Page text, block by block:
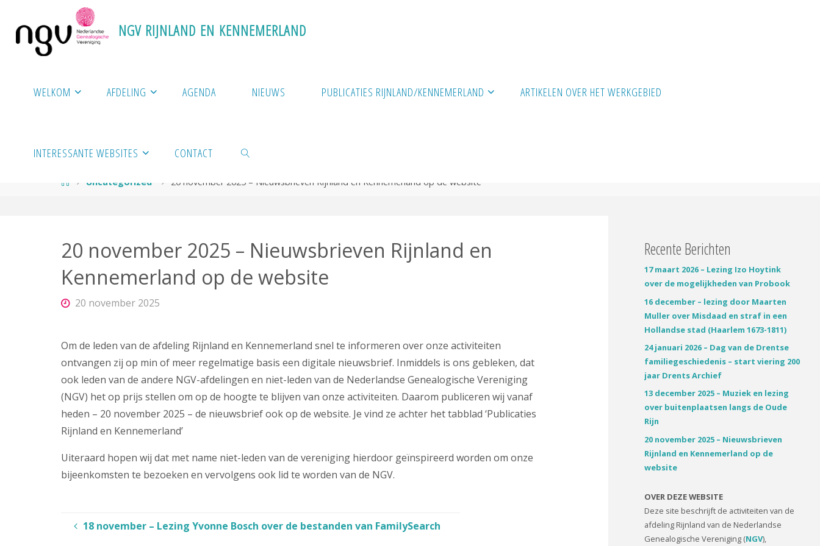
naar
NGV RIJNLAND EN KENNEMERLAND
WELKOM AFDELING AGENDA NIEUWS PUBLICATIES RIJNLAND/KENNEMERLAND ARTIKELEN OVER HET WERKGEBIED
INTERESSANTE WEBSITES CONTACT
HomeUncategorized 20 november 2025 – Nieuwsbrieven Rijnland en Kennemerland op de website
20 november 2025 – Nieuwsbrieven Rijnland en
Kennemerland op de website
20 november 2025
Om de leden van de afdeling Rijnland en Kennemerland snel te informeren over onze activiteiten
ontvangen zij op min of meer regelmatige basis een digitale nieuwsbrief. Inmiddels is ons gebleken, dat
ook leden van de andere NGV-afdelingen en niet-leden van de Nederlandse Genealogische Vereniging
(NGV) het op prijs stellen om op de hoogte te blijven van onze activiteiten. Daarom publiceren wij vanaf
heden – 20 november 2025 – de nieuwsbrief ook op de website. Je vind ze achter het tabblad ‘Publicaties
Rijnland en Kennemerland’
Uiteraard hopen wij dat met name niet-leden van de vereniging hierdoor geïnspireerd worden om onze
bijeenkomsten te bezoeken en vervolgens ook lid te worden van de NGV.
18 november – Lezing Yvonne Bosch over de bestanden van FamilySearch
Recente Berichten
17 maart 2026 – Lezing Izo Hoytink
over de mogelijkheden van Probook
16 december – lezing door Maarten
Muller over Misdaad en straf in een
Hollandse stad (Haarlem 1673-1811)
24 januari 2026 – Dag van de Drentse
familiegeschiedenis – start viering 200
jaar Drents Archief
13 december 2025 – Muziek en lezing
over buitenplaatsen langs de Oude
Rijn
20 november 2025 – Nieuwsbrieven
Rijnland en Kennemerland op de
website
OVER DEZE WEBSITE
Deze site beschrijft de activiteiten van de
afdeling Rijnland van de Nederlandse
Genealogische Vereniging (NGV),